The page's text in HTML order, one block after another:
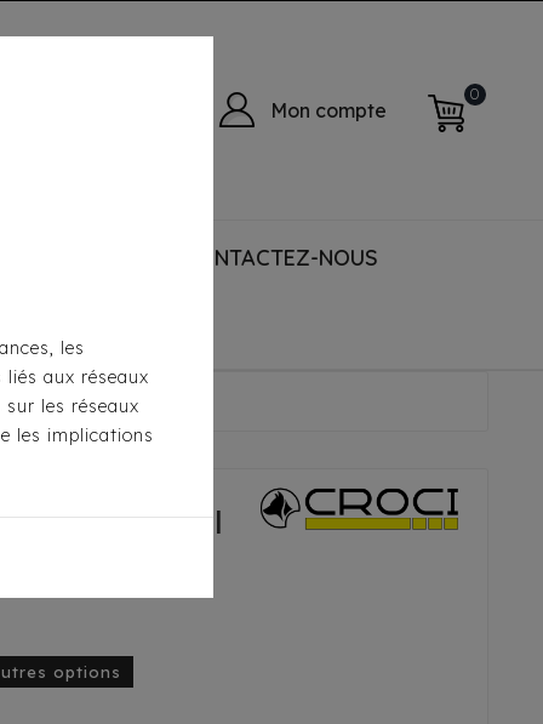
Mon compte
0
CONTACTEZ-NOUS
Perla Gold
Montreal
options
les
aux réseaux
les réseaux
les implications